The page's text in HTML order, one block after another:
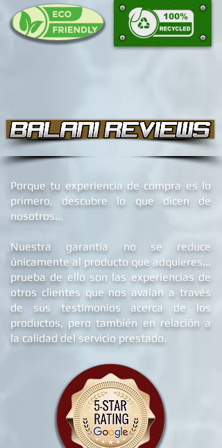
Porque tu experiencia de compra es lo
primero, descubre lo que dicen de
Nuestra garantía no se reduce
únicamente al producto que adquieres...
prueba de ello son las experiencias de
otros clientes que nos avalan a través
de sus testimonios acerca de los
productos, pero también en relación a
la calidad del servicio prestado.